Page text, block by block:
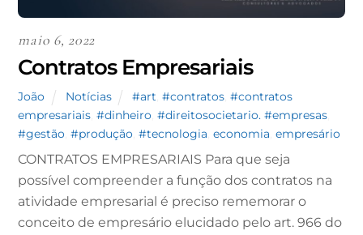
maio 6, 2022
Contratos Empresariais
João Notícias #art ,#contratos ,#contratos
empresariais ,#dinheiro ,#direitosocietario. #empresas
#gestão ,#produção ,#tecnologia ,economia ,empresário
CONTRATOS EMPRESARIAIS Para que seja
possível compreender a função dos contratos na
atividade empresarial é preciso rememorar o
conceito de empresário elucidado pelo art. 966 do